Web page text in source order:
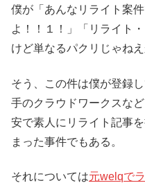
僕が「あんなリライト案
よ！！１！」「リライト
けど単なるパクリじゃね
そう、この件は僕が登録
手のクラウドワークスな
安で素人にリライト記事
まった事件でもある。
それについては元welqで